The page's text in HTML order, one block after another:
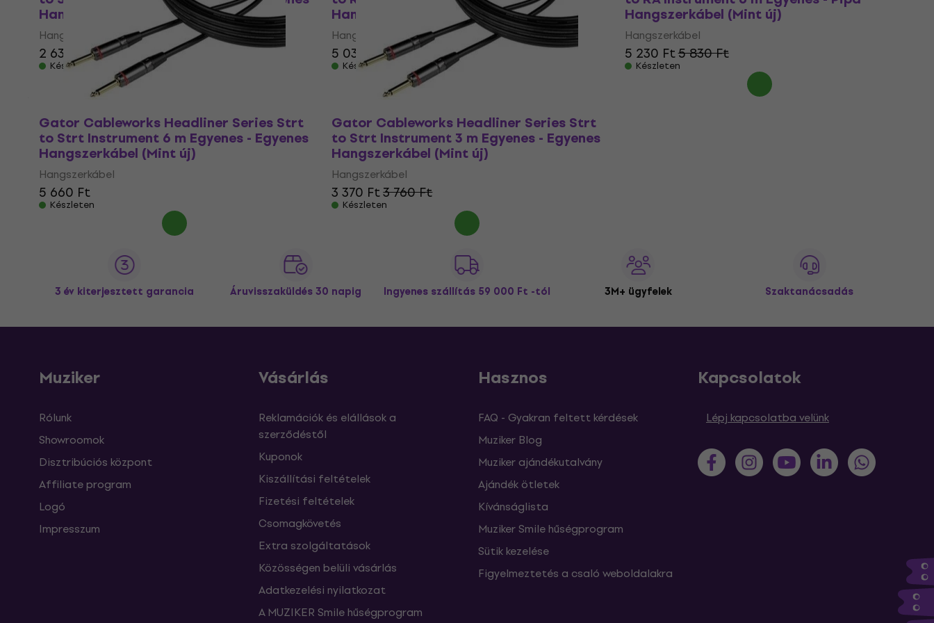
Hangszerkábel (Mint új)
Hangszerkábel
2 630 Ft2 840 Ft
Készleten
Hangszerkábel (Mint új)
Hangszerkábel
5 030 Ft
Készleten
Hangszerkábel (Mint új)
Hangszerkábel
5 230 Ft5 830 Ft
Készleten
Gator Cableworks Headliner Series Strt
to Strt Instrument 6 m Egyenes - Egyenes
Hangszerkábel (Mint új)
Hangszerkábel
5 660 Ft
Készleten
Gator Cableworks Headliner Series Strt
to Strt Instrument 3 m Egyenes - Egyenes
Hangszerkábel (Mint új)
Hangszerkábel
3 370 Ft3 760 Ft
Készleten
3 év kiterjesztett garancia Áruvisszaküldés 30 napig Ingyenes szállítás 59 000 Ft -tól 3M+ ügyfelek Szaktanácsadás
Muziker
Rólunk
Showroomok
Disztribúciós központ
Affiliate program
Logó
Impresszum
Vásárlás
Reklamációk és elállások a
szerződéstől
Kuponok
Kiszállítási feltételek
Fizetési feltételek
Csomagkövetés
Extra szolgáltatások
Közösségen belüli vásárlás
Adatkezelési nyilatkozat
A MUZIKER Smile hűségprogram
Hasznos
FAQ - Gyakran feltett kérdések
Muziker Blog
Muziker ajándékutalvány
Ajándék ötletek
Kívánságlista
Muziker Smile hűségprogram
Sütik kezelése
Figyelmeztetés a csaló weboldalakra
Kapcsolatok
Lépj kapcsolatba velünk